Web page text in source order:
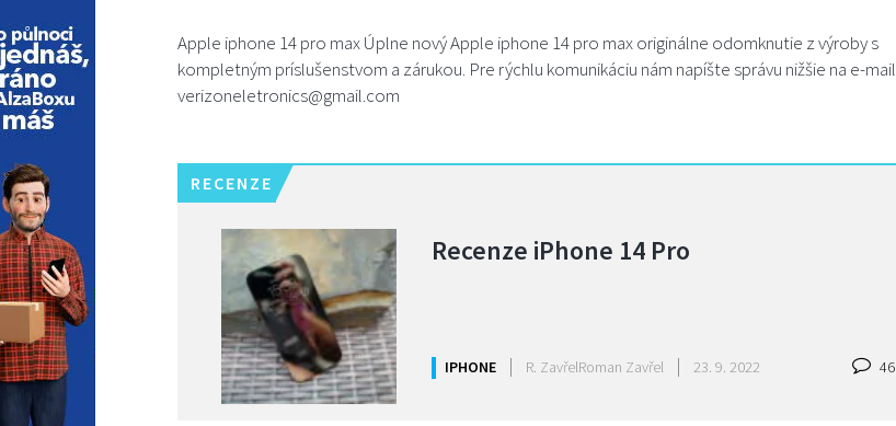
Apple iphone 14 pro max Úplne nový Apple iphone 14 pro max originálne odomknutie z výroby s
kompletným príslušenstvom a zárukou. Pre rýchlu komunikáciu nám napíšte správu nižšie na e-mail
verizoneletronics@gmail.com
RECENZE
Recenze iPhone 14 Pro
IPHONE R. ZavřelRoman Zavřel 23. 9. 2022 46